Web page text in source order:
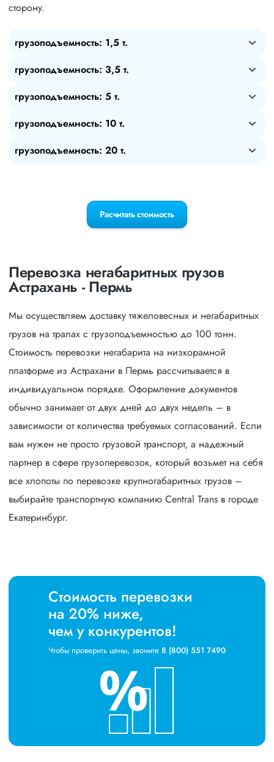
сторону.
грузоподъемность: 1,5 т.
грузоподъемность: 3,5 т.
грузоподъемность: 5 т.
грузоподъемность: 10 т.
грузоподъемность: 20 т.
Расчитать стоимость
Перевозка негабаритных грузов
Астрахань - Пермь
Мы осуществляем доставку тяжеловесных и негабаритных
грузов на тралах с грузоподъемностью до 100 тонн.
Стоимость перевозки негабарита на низкорамной
платформе из Астрахани в Пермь рассчитывается в
индивидуальном порядке. Оформление документов
обычно занимает от двух дней до двух недель – в
зависимости от количества требуемых согласований. Если
вам нужен не просто грузовой транспорт, а надежный
партнер в сфере грузоперевозок, который возьмет на себя
все хлопоты по перевозке крупногабаритных грузов –
выбирайте транспортную компанию Central Trans в городе
Екатеринбург.
Стоимость перевозки
на 20% ниже,
чем у конкурентов!
Чтобы проверить цены, звоните 8 (800) 551 7490